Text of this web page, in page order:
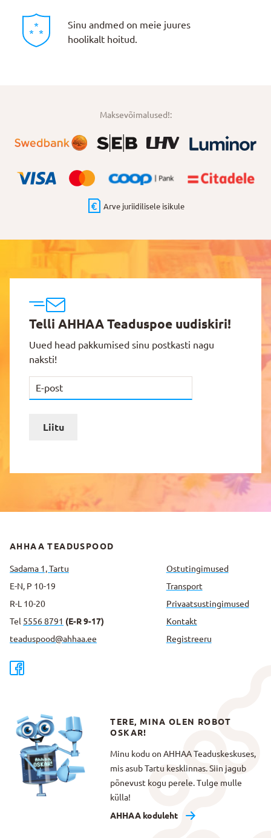
Sinu andmed on meie juures
hoolikalt hoitud.
Maksevõimalused!:
Arve juriidilisele isikule
Telli AHHAA Teaduspoe uudiskiri!
Uued head pakkumised sinu postkasti nagu
naksti!
Liitu
AHHAA TEADUSPOOD
Sadama 1, Tartu
E-N, P 10-19
R-L 10-20
Tel 5556 8791 (E-R 9-17)
teaduspood@ahhaa.ee
Ostutingimused
Transport
Privaatsus­tingimused
Kontakt
Registreeru
TERE, MINA OLEN ROBOT
OSKAR!
Minu kodu on AHHAA Teaduskeskuses,
mis asub Tartu kesklinnas. Siin jagub
põnevust kogu perele. Tulge mulle
külla!
AHHAA koduleht